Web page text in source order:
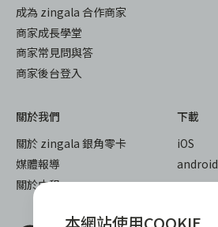
成為 zingala 合作商家
商家成長學堂
商家常見問與答
商家後台登入
關於我們
關於 zingala 銀角零卡
媒體報導
關於中租
下載
iOS
android